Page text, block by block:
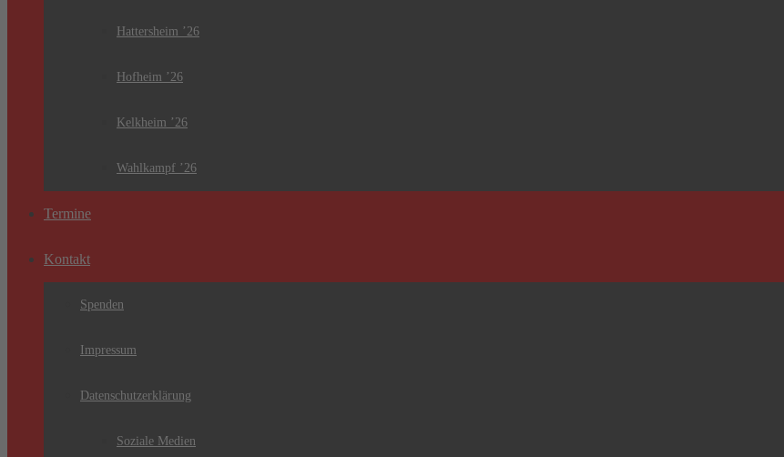
Hattersheim ’26
Hofheim ’26
Kelkheim ’26
Wahlkampf ’26
Termine
Kontakt
Spenden
Impressum
Datenschutzerklärung
Soziale Medien